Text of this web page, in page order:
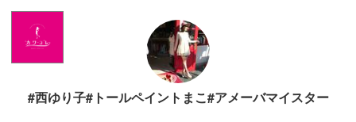
Home
News
出演情報
#西ゆり子#トールペイントまこ#アメーバマイスター